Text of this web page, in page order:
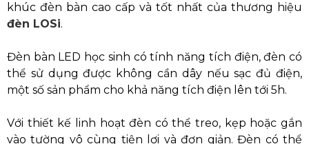
khúc đèn bàn cao cấp và tốt nhất của thương hiệu
đèn LOSi.
Đèn bàn LED học sinh có tính năng tích điện, đèn có
thể sử dụng được không cần dây nếu sạc đủ điện,
một số sản phẩm cho khả năng tích điện lên tới 5h.
Với thiết kế linh hoạt đèn có thể treo, kẹp hoặc gắn
vào tường vô cùng tiện lợi và đơn giản. Đèn có thể